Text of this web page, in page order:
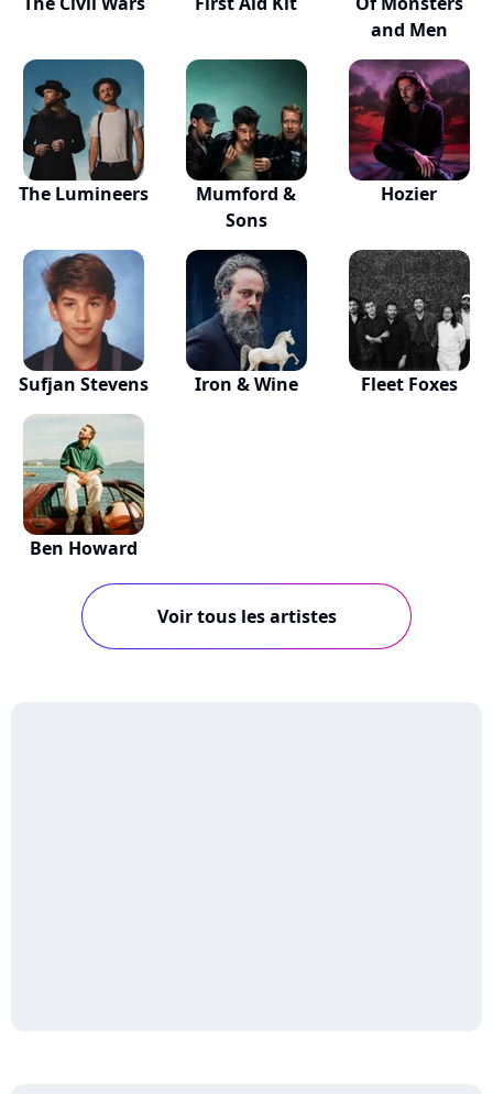
and Men
The Lumineers
Mumford &
Sons
Hozier
Sufjan Stevens Iron & Wine Fleet Foxes
Ben Howard
Voir tous les artistes